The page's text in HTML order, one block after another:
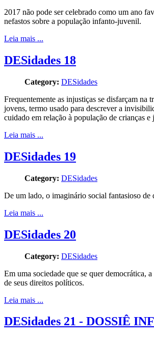
2017 não pode ser celebrado como um ano
nefastos sobre a população infanto-juvenil.
Leia mais ...
DESidades 18
Category: DESidades
Frequentemente as injustiças se disfarçam na
jovens, termo usado para descrever a
cuidado em relação à população de crianças e
Leia mais ...
DESidades 19
Category: DESidades
De um lado, o imaginário social fantasioso de
Leia mais ...
DESidades 20
Category: DESidades
Em uma sociedade que se quer democrática,
de seus direitos políticos.
Leia mais ...
DESidades 21 - DOSSIÊ